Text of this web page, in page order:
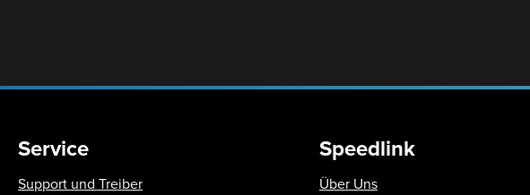
Service
Support und Treiber
Speedlink
Über Uns